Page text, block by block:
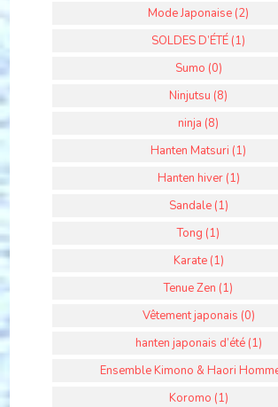
Mode Japonaise (2)
SOLDES D’ÉTÉ (1)
Sumo (0)
Ninjutsu (8)
ninja (8)
Hanten Matsuri (1)
Hanten hiver (1)
Sandale (1)
Tong (1)
Karate (1)
Tenue Zen (1)
Vêtement japonais (0)
hanten japonais d’été (1)
Ensemble Kimono & Haori
Koromo (1)